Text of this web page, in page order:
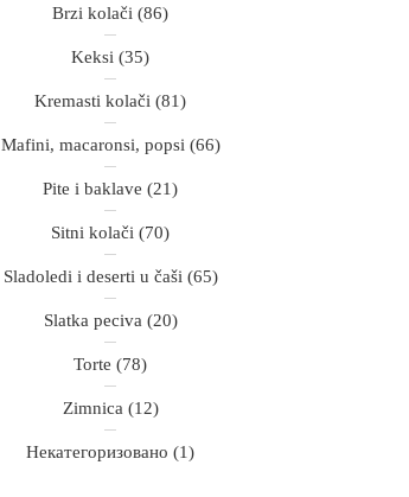
Brzi kolači (86)
Keksi (35)
Kremasti kolači (81)
Mafini, macaronsi, popsi (66)
Pite i baklave (21)
Sitni kolači (70)
Sladoledi i deserti u čaši (65)
Slatka peciva (20)
Torte (78)
Zimnica (12)
Некатегоризовано (1)